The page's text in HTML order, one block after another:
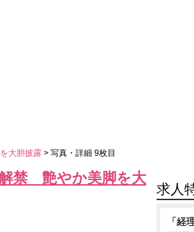
大胆披露 > 写真・詳細 9枚目
禁 艶やか美脚を大
求人
「経